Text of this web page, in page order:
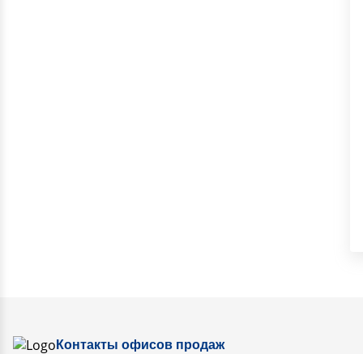
Контакты офисов продаж